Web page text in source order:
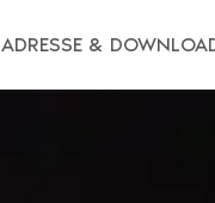
ADRESSE &